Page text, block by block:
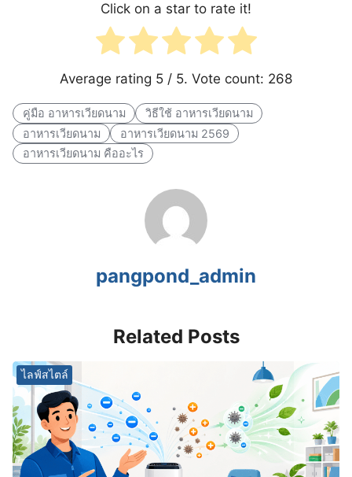
Click on a star to rate it!
Average rating 5 / 5. Vote count: 268
คู่มือ อาหารเวียดนาม
วิธีใช้ อาหารเวียดนาม
อาหารเวียดนาม
อาหารเวียดนาม 2569
อาหารเวียดนาม คืออะไร
pangpond_admin
Related Posts
ไลฟ์สไตล์